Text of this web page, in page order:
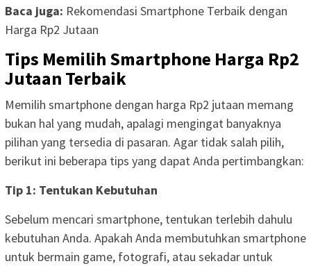
Baca juga: Rekomendasi Smartphone Terbaik dengan
Harga Rp2 Jutaan
Tips Memilih Smartphone Harga Rp2
Jutaan Terbaik
Memilih smartphone dengan harga Rp2 jutaan memang
bukan hal yang mudah, apalagi mengingat banyaknya
pilihan yang tersedia di pasaran. Agar tidak salah pilih,
berikut ini beberapa tips yang dapat Anda pertimbangkan:
Tip 1: Tentukan Kebutuhan
Sebelum mencari smartphone, tentukan terlebih dahulu
kebutuhan Anda. Apakah Anda membutuhkan smartphone
untuk bermain game, fotografi, atau sekadar untuk